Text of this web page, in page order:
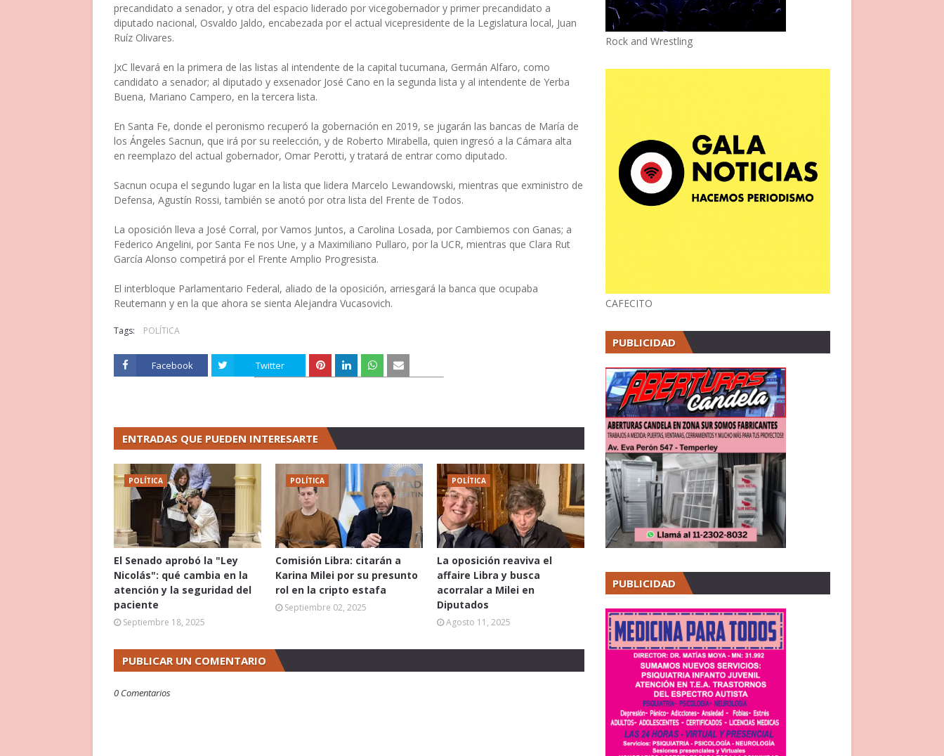
precandidato a senador, y otra del espacio liderado por vicegobernador y primer precandidato a
diputado nacional, Osvaldo Jaldo, encabezada por el actual vicepresidente de la Legislatura local, Juan
Ruíz Olivares.
JxC llevará en la primera de las listas al intendente de la capital tucumana, Germán Alfaro, como
candidato a senador; al diputado y exsenador José Cano en la segunda lista y al intendente de Yerba
Buena, Mariano Campero, en la tercera lista.
En Santa Fe, donde el peronismo recuperó la gobernación en 2019, se jugarán las bancas de María de
los Ángeles Sacnun, que irá por su reelección, y de Roberto Mirabella, quien ingresó a la Cámara alta
en reemplazo del actual gobernador, Omar Perotti, y tratará de entrar como diputado.
Sacnun ocupa el segundo lugar en la lista que lidera Marcelo Lewandowski, mientras que exministro de
Defensa, Agustín Rossi, también se anotó por otra lista del Frente de Todos.
La oposición lleva a José Corral, por Vamos Juntos, a Carolina Losada, por Cambiemos con Ganas; a
Federico Angelini, por Santa Fe nos Une, y a Maximiliano Pullaro, por la UCR, mientras que Clara Rut
García Alonso competirá por el Frente Amplio Progresista.
El interbloque Parlamentario Federal, aliado de la oposición, arriesgará la banca que ocupaba
Reutemann y en la que ahora se sienta Alejandra Vucasovich.
Tags: POLÍTICA
Facebook Twitter
ENTRADAS QUE PUEDEN INTERESARTE
POLÍTICA
El Senado aprobó la "Ley
Nicolás": qué cambia en la
atención y la seguridad del
paciente
Septiembre 18, 2025
POLÍTICA
Comisión Libra: citarán a
Karina Milei por su presunto
rol en la cripto estafa
Septiembre 02, 2025
POLÍTICA
La oposición reaviva el
affaire Libra y busca
acorralar a Milei en
Diputados
Agosto 11, 2025
PUBLICAR UN COMENTARIO
0 Comentarios
Rock and Wrestling
CAFECITO
PUBLICIDAD
PUBLICIDAD